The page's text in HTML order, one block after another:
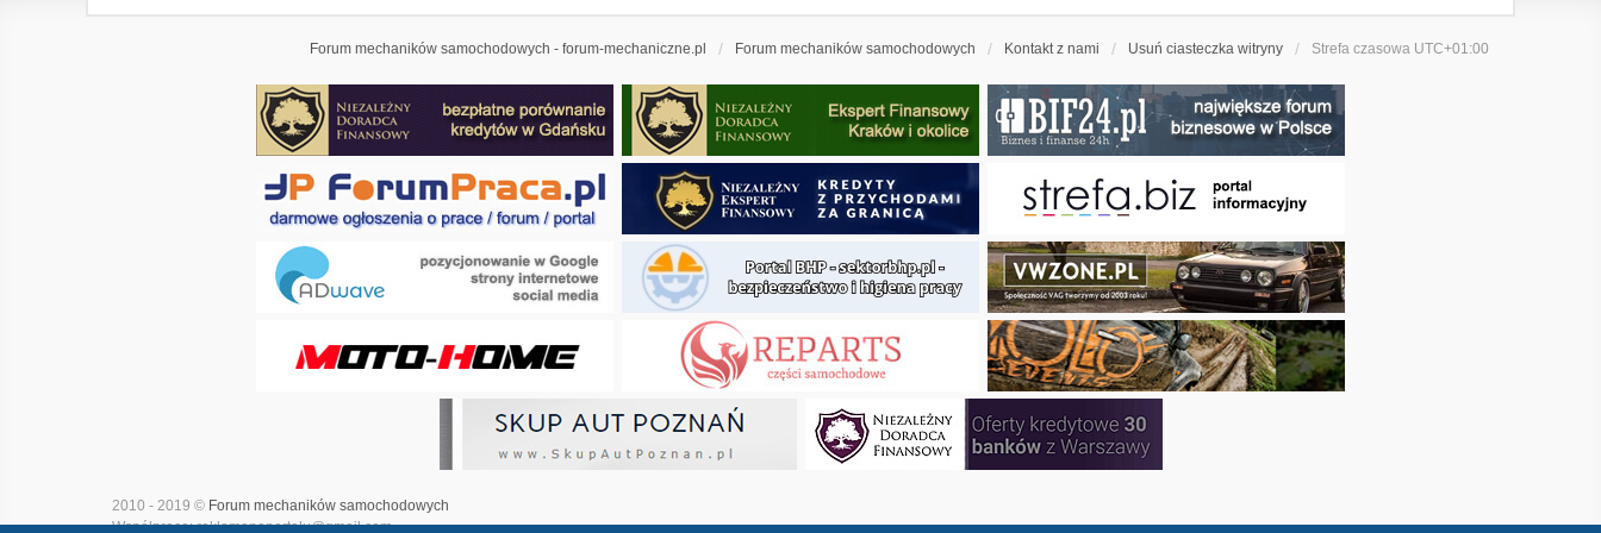
Forum mechaników samochodowych - forum-mechaniczne.pl Forum mechaników samochodowych Kontakt z nami Usuń ciasteczka witryny Strefa czasowa UTC+01:00
2010 - 2019 © Forum mechaników samochodowych
Współpraca: reklamanaportalu@gmail.com